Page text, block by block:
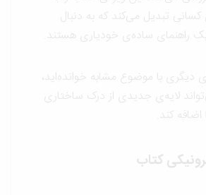
تبدیل می‌کند که به دنبال
ساده‌ی خودیاری هستند.
با موضوع مشابه خوانده‌اید،
لایه‌ی جدیدی از درک ساختاری
کند.
کتاب